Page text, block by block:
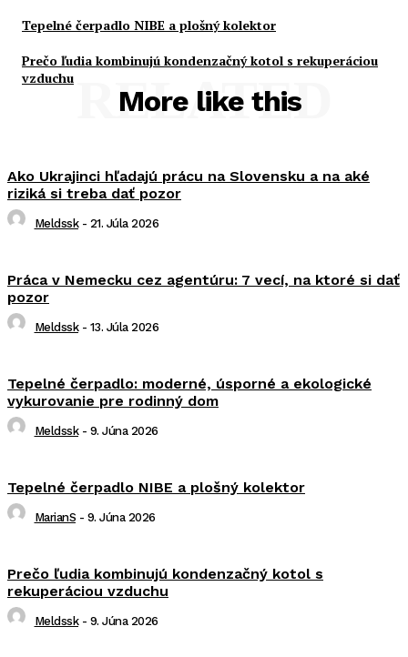
Tepelné čerpadlo NIBE a plošný kolektor
Prečo ľudia kombinujú kondenzačný kotol s rekuperáciou
vzduchu
More like this
RELATED
Ako Ukrajinci hľadajú prácu na Slovensku a na aké
riziká si treba dať pozor
Meldssk - 21. Júla 2026
Práca v Nemecku cez agentúru: 7 vecí, na ktoré si dať
pozor
Meldssk - 13. Júla 2026
Tepelné čerpadlo: moderné, úsporné a ekologické
vykurovanie pre rodinný dom
Meldssk - 9. Júna 2026
Tepelné čerpadlo NIBE a plošný kolektor
MarianS - 9. Júna 2026
Prečo ľudia kombinujú kondenzačný kotol s
rekuperáciou vzduchu
Meldssk - 9. Júna 2026